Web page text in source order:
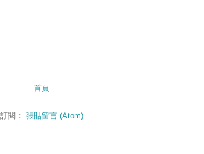
首頁
訂閱： 張貼留言 (Atom)